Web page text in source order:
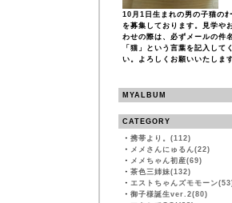
10月1日生まれの男の子猫のｵ
を募集しております。見学や
わせの際は、必ずメールの件
「猫」という言葉を記入して
い。よろしくお願いいたします
MYALBUM
CATEGORY
・ 携帯より。(112)
・ メメさんにゅるん(22)
・ メメちゃん初産(69)
・ 茶色三姉妹(132)
・ エストちゃんズモモーン
・ 御子様誕生ver.2(80)